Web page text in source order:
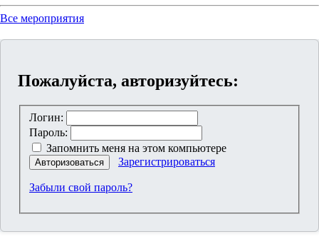
Все мероприятия
Пожалуйста, авторизуйтесь:
Логин:
Пароль:
Запомнить меня на этом компьютере
Авторизоваться Зарегистрироваться
Забыли свой пароль?